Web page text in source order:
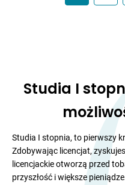
Studia I
Studia I stopnia, to pierwszy
Zdobywając licencjat,
licencjackie otworzą przed
przyszłość i większe